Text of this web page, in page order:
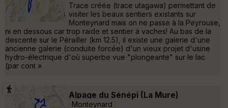
Trace créée (trace utagawa) permettant de
visiter les beaux sentiers existants sur
Monteynard mais on ne passe à la Peyrouse,
ni en dessous car trop raide et sentier à vaches! Au bas de la
descente sur le Pérailler (km 12.5), il existe une galerie d'une
ancienne galerie (conduite forcée) d'un vieux projet d'usine
hydro-électrique d'où superbe vue "plongeante" sur le lac
(par cont »
Alpage du Sénépi (La Mure)
Monteynard